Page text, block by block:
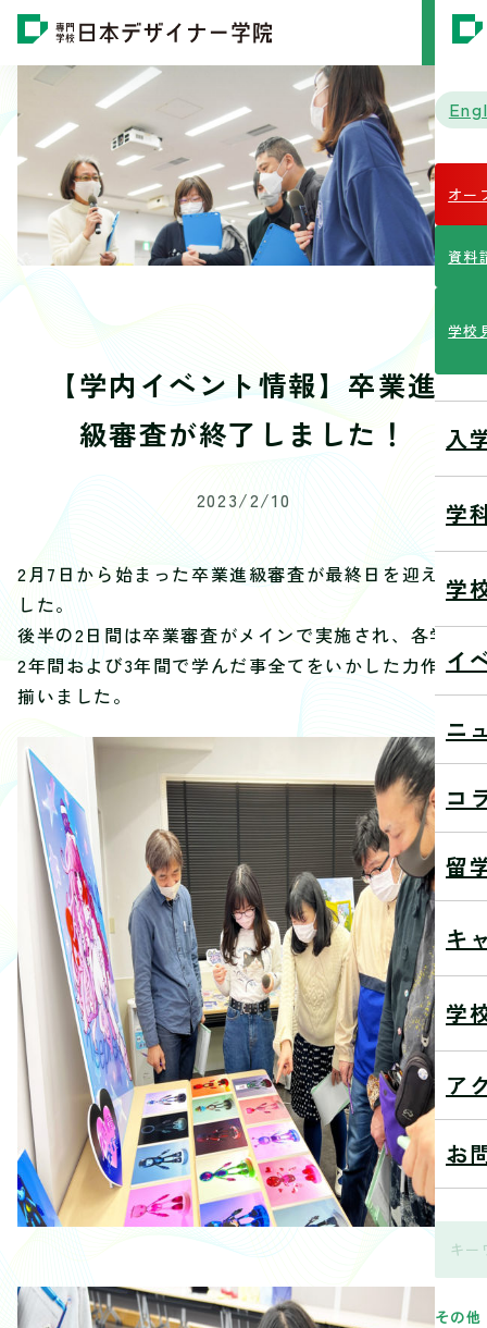
MENU
オー
資料
学校
入
学
学
イ
ニ
コ
留
キ
学
ア
お
その他
【学内イベント情報】卒業進
級審査が終了しました！
2023/2/10
2月7日から始まった卒業進級審査が最終日を迎えま
した。
後半の2日間は卒業審査がメインで実施され、各学科
2年間および3年間で学んだ事全てをいかした力作が
揃いました。